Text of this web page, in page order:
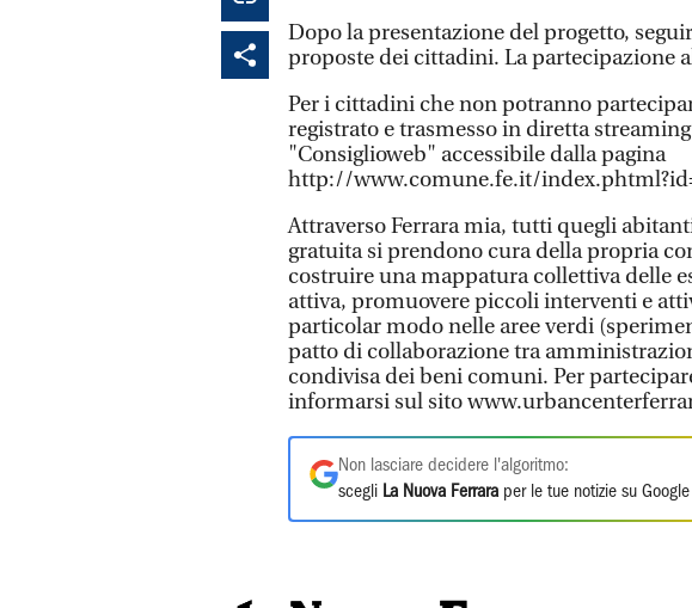
Dopo la presentazione del progetto,
proposte dei cittadini. La partecipazione
Per i cittadini che non potranno
registrato e trasmesso in diretta
"Consiglioweb" accessibile dalla pagina
http://www.comune.fe.it/
Attraverso Ferrara mia, tutti quegli
gratuita si prendono cura della propria
costruire una mappatura collettiva delle
attiva, promuovere piccoli interventi e
particolar modo nelle aree verdi
patto di collaborazione tra
condivisa dei beni comuni. Per
informarsi sul sito
Non lasciare decidere l'algoritmo:
scegli La Nuova Ferrara per le tue notizie su Google